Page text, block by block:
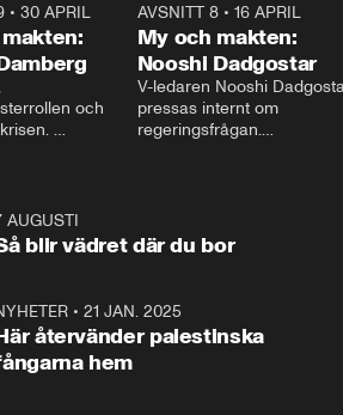
• 30 APRIL
och
och Makten.
AVSNITT 8• 16 APRIL
My och makten:
Nooshi Dadgostar
V-ledaren Nooshi
pressas internt om
regeringsfrågan.
– Vi ställer upp i val. Ska vi
vara med så sitter vi förstås
AUGUSTI
blir vädret där du bor
•21 JAN. 2025
återvänder palestinska
hem